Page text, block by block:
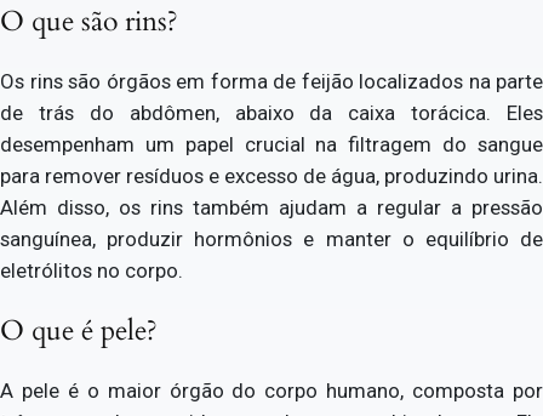
O que são rins?
Os rins são órgãos em forma de feijão localizados na parte
de trás do abdômen, abaixo da caixa torácica. Eles
desempenham um papel crucial na filtragem do sangue
para remover resíduos e excesso de água, produzindo urina.
Além disso, os rins também ajudam a regular a pressão
sanguínea, produzir hormônios e manter o equilíbrio de
eletrólitos no corpo.
O que é pele?
A pele é o maior órgão do corpo humano, composta por